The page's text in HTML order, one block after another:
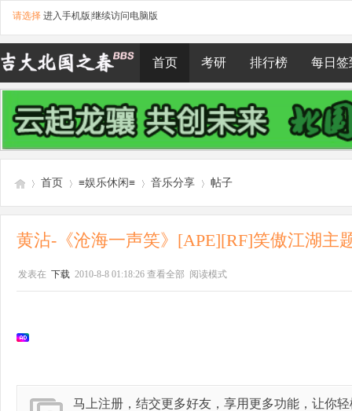
请选择 进入手机版 继续访问电脑版
首页 考研 排行榜 每日签
吉 »
首页 ≡娱乐休闲≡ 音乐分享
›
帖子
黄沾-《沧海一声笑》[APE][RF]笑傲江湖主
发表在 下载 2010-8-8 01:18:26 查看全部 阅读模式
马上注册，结交更多好友，享用更多功能，让你